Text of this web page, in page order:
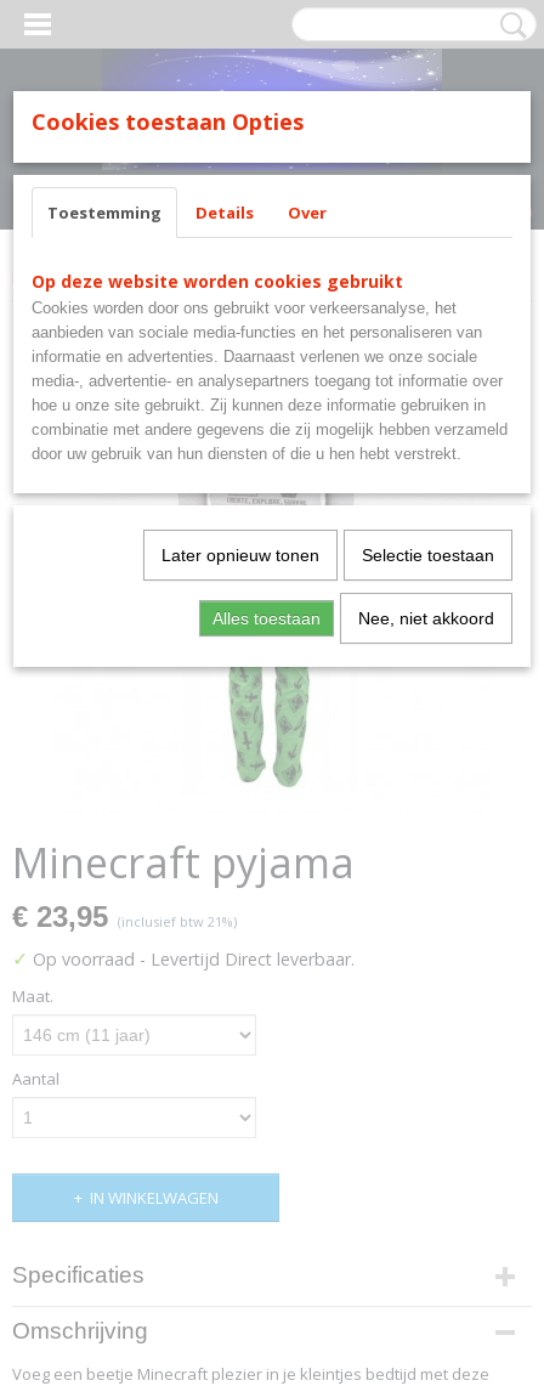
Inloggen Registreren
(0)
Home >Minecraft>Minecraft pyjama
Minecraft pyjama
€ 23,95 (inclusief btw 21%)
✓ Op voorraad - Levertijd Direct leverbaar.
Maat.
Aantal
IN WINKELWAGEN
Specificaties
Productcode
4659-11928
Omschrijving
Voeg een beetje Minecraft plezier in je kleintjes bedtijd met deze
Cookies toestaan Opties
Toestemming Details Over
Op deze website worden cookies gebruikt
Cookies worden door ons gebruikt voor verkeersanalyse, het
aanbieden van sociale media-functies en het personaliseren van
informatie en advertenties. Daarnaast verlenen we onze sociale
media-, advertentie- en analysepartners toegang tot informatie over
hoe u onze site gebruikt. Zij kunnen deze informatie gebruiken in
combinatie met andere gegevens die zij mogelijk hebben verzameld
door uw gebruik van hun diensten of die u hen hebt verstrekt.
Later opnieuw tonen Selectie toestaan
Alles toestaan Nee, niet akkoord